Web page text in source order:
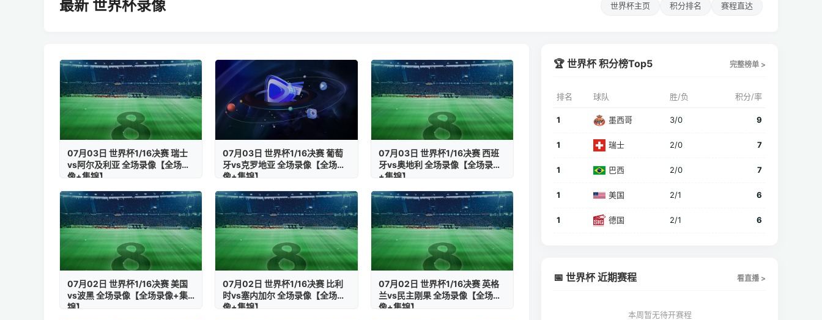
最新 世界杯录像 世界杯主页 积分排名 赛程直达
07月03日 世界杯1/16决赛 瑞士
vs阿尔及利亚 全场录像【全场录
像+集锦】
07月03日 世界杯1/16决赛 葡萄
牙vs克罗地亚 全场录像【全场录
像+集锦】
07月03日 世界杯1/16决赛 西班
牙vs奥地利 全场录像【全场录像
+集锦】
07月02日 世界杯1/16决赛 美国
vs波黑 全场录像【全场录像+集
锦】
07月02日 世界杯1/16决赛 比利
时vs塞内加尔 全场录像【全场录
像+集锦】
07月02日 世界杯1/16决赛 英格
兰vs民主刚果 全场录像【全场录
像+集锦】
🏆 世界杯 积分榜Top5 完整榜单 >
排名 球队 胜/负 积分/率
1 墨西哥 3/0 9
1 瑞士 2/0 7
1 巴西 2/0 7
1 美国 2/1 6
1 德国 2/1 6
📅 世界杯 近期赛程 看直播 >
本周暂无待开赛程